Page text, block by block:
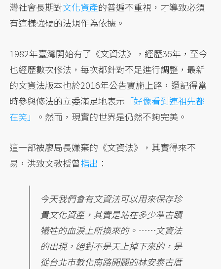
灣社會長期對文化資產的普遍不重視，才導致必須
有這樣強硬的法規作為依據。
1982年臺灣開始有了《文資法》，經歷36年，至今
也經歷數次修法，每次都針對不足進行調整，最新
的文資法版本也於2016年公告實施上路，還記得當
時參與修法的立委滿足地表示 「好像看到連祖先都
在笑」
。然而，現實的世界是仍然不夠完美。
這一部被廖局長嫌棄的《文資法》，其實得來不
易，洪致文教授曾指出 ：
今天我們會有文資法可以用來保存珍
貴文化資產，其實是站在多少準古蹟
犧牲的血淚上所換來的。……文資法
的出現，絕對不是天上掉下來的，是
從台北市敦化南路開闢的林安泰古厝